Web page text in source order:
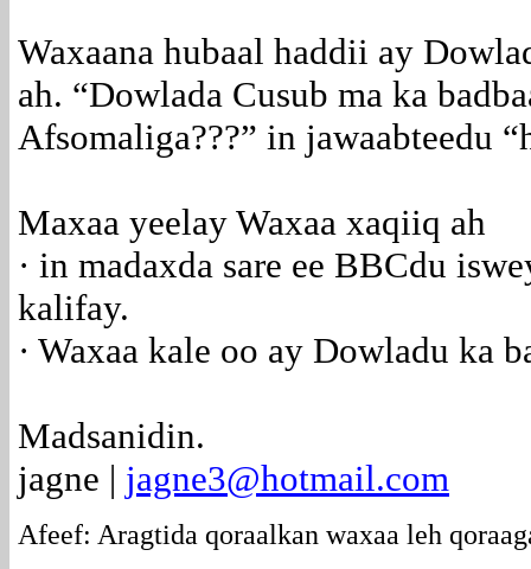
Waxaana hubaal haddii ay
ah. “Dowlada Cusub ma ka
Afsomaliga???” in jawaabteedu
Maxaa yeelay Waxaa xaqiiq ah
· in madaxda sare ee BBCdu
kalifay.
· Waxaa kale oo ay Dowladu ka
Madsanidin.
jagne | jagne3@hotmail.com
Afeef: Aragtida qoraalkan waxaa leh